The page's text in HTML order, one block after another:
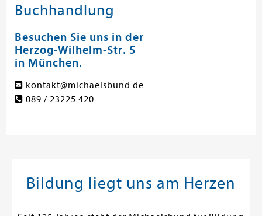
Buchhandlung
Besuchen Sie uns in der
Herzog-Wilhelm-Str. 5
in München.
kontakt@michaelsbund.de
089 / 23225 420
Bildung liegt uns am Herzen